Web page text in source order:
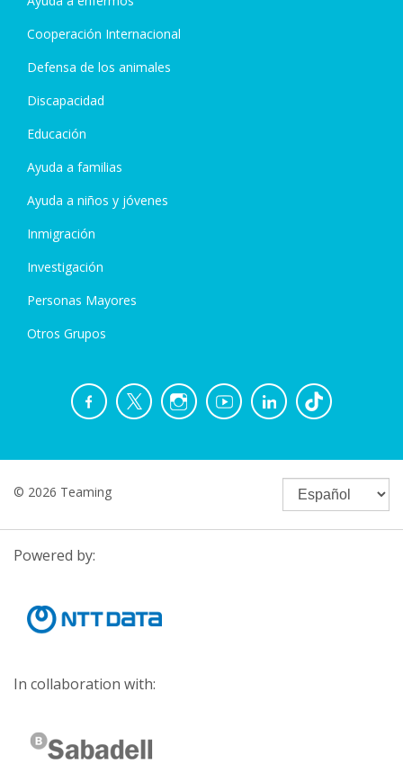
Cooperación Internacional
Defensa de los animales
Discapacidad
Educación
Ayuda a familias
Ayuda a niños y jóvenes
Inmigración
Investigación
Personas Mayores
Otros Grupos
© 2026 Teaming
Powered by:
In collaboration with: